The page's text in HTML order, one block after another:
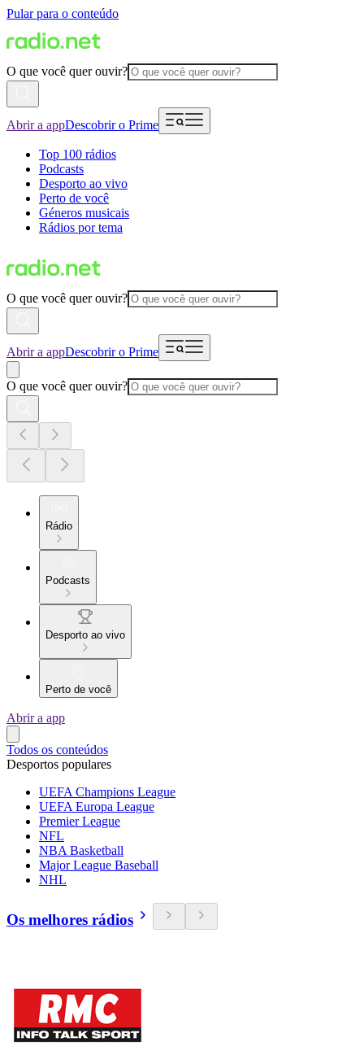
Pular para o conteúdo
O que você quer ouvir?
Abrir a appDescobrir o Prime
Top 100 rádios
Podcasts
Desporto ao vivo
Perto de você
Géneros musicais
Rádios por tema
O que você quer ouvir?
Abrir a appDescobrir o Prime
O que você quer ouvir?
Rádio
Podcasts
Desporto ao vivo
Perto de você
Abrir a app
Todos os conteúdos
Desportos populares
UEFA Champions League
UEFA Europa League
Premier League
NFL
NBA Basketball
Major League Baseball
NHL
Os melhores rádios